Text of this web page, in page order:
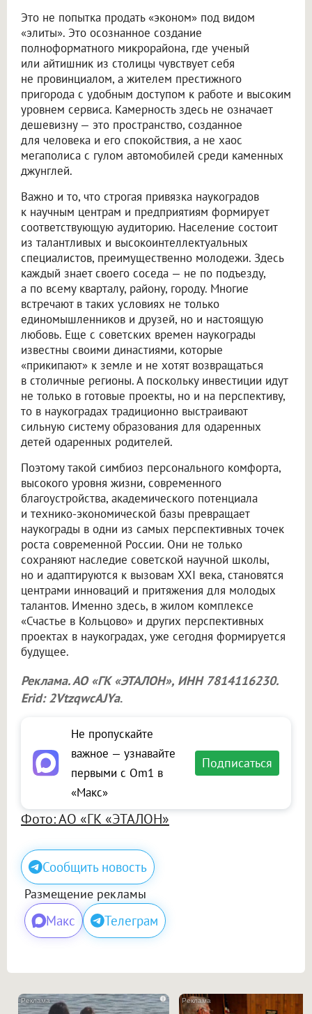
Это не попытка продать «эконом» под видом
«элиты». Это осознанное создание
полноформатного микрорайона, где ученый
или айтишник из столицы чувствует себя
не провинциалом, а жителем престижного
пригорода с удобным доступом к работе и высоким
уровнем сервиса. Камерность здесь не означает
дешевизну — это пространство, созданное
для человека и его спокойствия, а не хаос
мегаполиса с гулом автомобилей среди каменных
джунглей.
Важно и то, что строгая привязка наукоградов
к научным центрам и предприятиям формирует
соответствующую аудиторию. Население состоит
из талантливых и высокоинтеллектуальных
специалистов, преимущественно молодежи. Здесь
каждый знает своего соседа — не по подъезду,
а по всему кварталу, району, городу. Многие
встречают в таких условиях не только
единомышленников и друзей, но и настоящую
любовь. Еще с советских времен наукограды
известны своими династиями, которые
«прикипают» к земле и не хотят возвращаться
в столичные регионы. А поскольку инвестиции идут
не только в готовые проекты, но и на перспективу,
то в наукоградах традиционно выстраивают
сильную систему образования для одаренных
детей одаренных родителей.
Поэтому такой симбиоз персонального комфорта,
высокого уровня жизни, современного
благоустройства, академического потенциала
и технико-экономической базы превращает
наукограды в одни из самых перспективных точек
роста современной России. Они не только
сохраняют наследие советской научной школы,
но и адаптируются к вызовам XXI века, становятся
центрами инноваций и притяжения для молодых
талантов. Именно здесь, в жилом комплексе
«Счастье в Кольцово» и других перспективных
проектах в наукоградах, уже сегодня формируется
будущее.
Реклама. АО «ГК «ЭТАЛОН», ИНН 7814116230.
Erid: 2VtzqwcAJYa.
Не пропускайте
важное — узнавайте
первыми с Om1 в
«Макс»
Подписаться
Фото: АО «ГК «ЭТАЛОН»
Сообщить новость
Размещение рекламы
Макс Телеграм
i